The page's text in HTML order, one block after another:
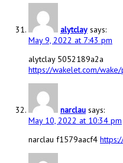
alytclay says:
May 9, 2022 at 7:43 pm
alytclay 5052189a2a
https://wakelet.com/
narclau says:
May 10, 2022 at 10:34 pm
narclau f1579aacf4